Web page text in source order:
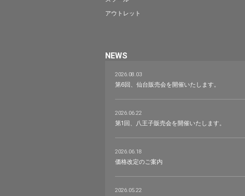
アウトレット
NEWS
2026.08.03
第6回、仙台販売会を開催いたします。
2026.06.22
第1回、八王子販売会を開催いたします。
2026.06.18
価格改定のご案内
2026.05.22